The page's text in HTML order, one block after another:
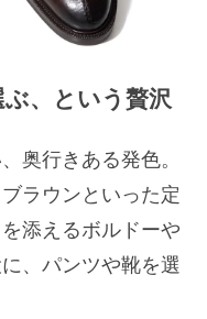
、という贅沢
奥行きある発色。
ラウンといった定
添えるボルドーや
、パンツや靴を選